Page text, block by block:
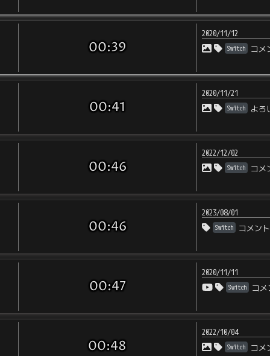
00:39
2020/11/12
Switch コメ
00:41
2020/11/21
Switch よろ
00:46
2022/12/02
Switch コメ
00:46
2023/08/01
Switch コメン
00:47
2020/11/11
Switch コメ
00:48
2022/10/04
Switch コメ